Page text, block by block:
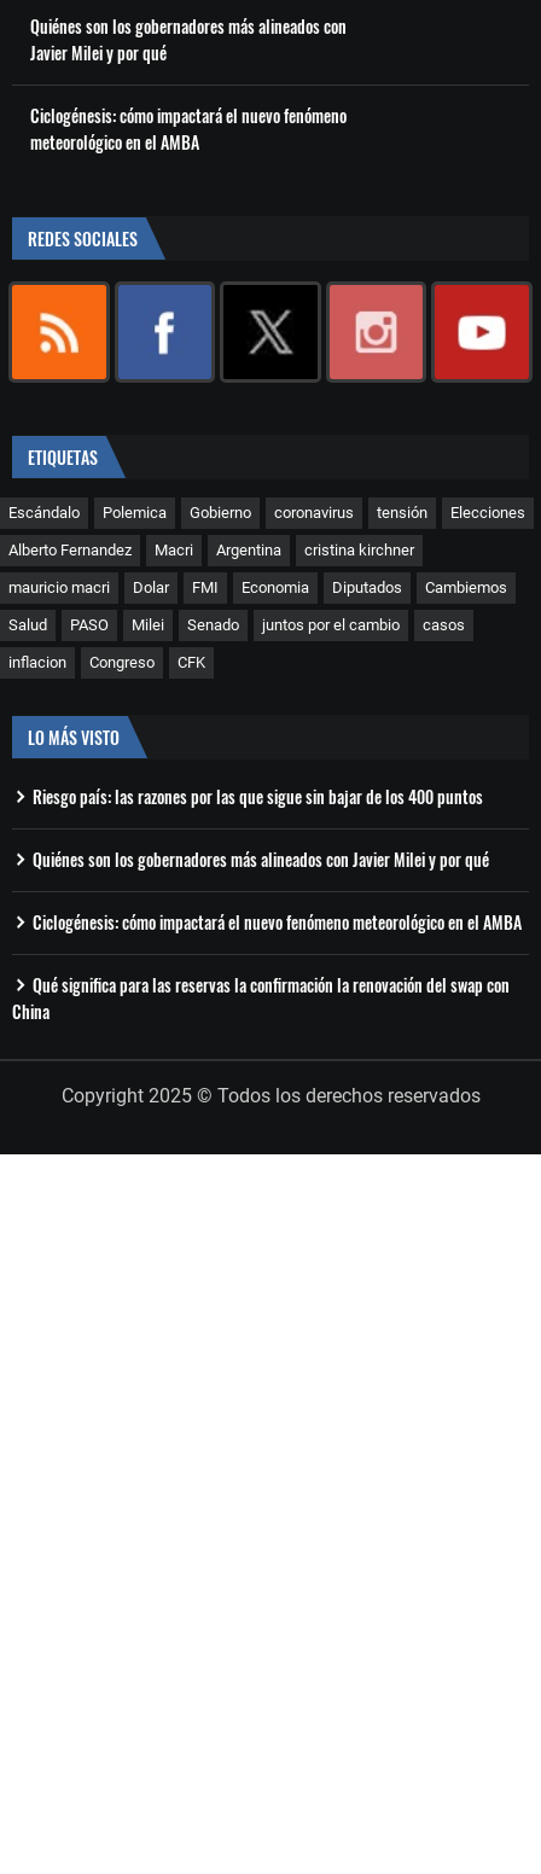
Quiénes son los gobernadores más alineados con
Javier Milei y por qué
Ciclogénesis: cómo impactará el nuevo fenómeno
meteorológico en el AMBA
REDES SOCIALES
ETIQUETAS
Escándalo Polemica Gobierno coronavirus tensión Elecciones
Alberto Fernandez Macri Argentina cristina kirchner
mauricio macri Dolar FMI Economia Diputados Cambiemos
Salud PASO Milei Senado juntos por el cambio casos
inflacion Congreso CFK
LO MÁS VISTO
Riesgo país: las razones por las que sigue sin bajar de los 400 puntos
Quiénes son los gobernadores más alineados con Javier Milei y por qué
Ciclogénesis: cómo impactará el nuevo fenómeno meteorológico en el AMBA
Qué significa para las reservas la confirmación la renovación del swap con
China
Copyright 2025 © Todos los derechos reservados